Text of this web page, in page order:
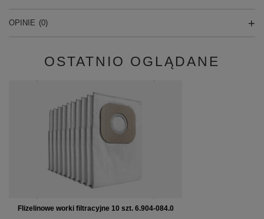
OPINIE (0)
OSTATNIO OGLĄDANE
Flizelinowe worki filtracyjne 10 szt. 6.904-084.0